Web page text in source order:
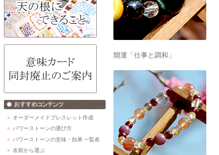
オーダーメイドブレスレット作成
パワーストーンの選び方
パワーストーンの意味・効果 一覧表
名前から選ぶ
開運「仕事と調和」